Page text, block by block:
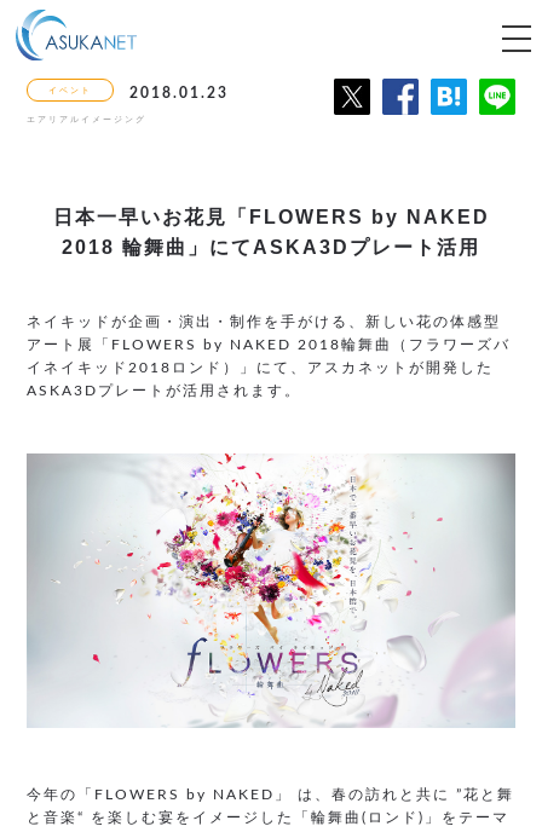
イベント 2018.01.23
エアリアルイメージング
日本一早いお花見 「FLOWERS by NAKED
2018 輪舞曲」にて ASKA3Dプレート活用
ネイキッドが企画・演出・制作を手がける、新しい花の体感型
アート展「FLOWERS by NAKED 2018輪舞曲（フラワーズバ
イネイキッド2018ロンド）」にて、アスカネットが開発した
ASKA3Dプレートが活用されます。
今年の「FLOWERS by NAKED」 は、春の訪れと共に ”花と舞
と音楽“ を楽しむ宴をイメージした「輪舞曲(ロンド)」をテーマ